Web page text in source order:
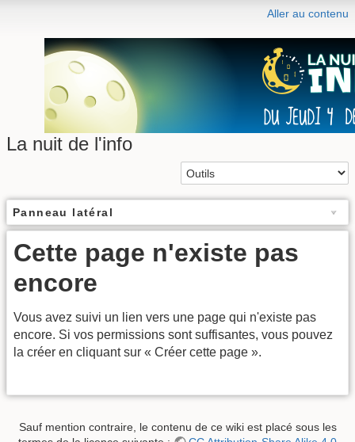
Aller au contenu
La nuit de l'info
Panneau latéral
Cette page n'existe pas
encore
Vous avez suivi un lien vers une page qui n'existe pas
encore. Si vos permissions sont suffisantes, vous pouvez
la créer en cliquant sur « Créer cette page ».
Sauf mention contraire, le contenu de ce wiki est placé sous les